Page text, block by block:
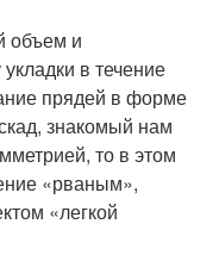
объем и
в течение
прядей в форме
знакомый нам
то в этом
«рваным»,
«легкой